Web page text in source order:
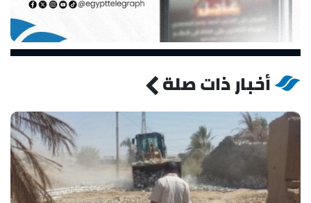
أخبار ذات صلة